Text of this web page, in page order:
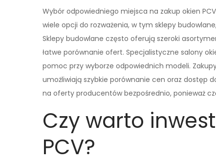
Wybór odpowiedniego miejsca na zakup okien
wiele opcji do rozważenia, w tym sklepy
Sklepy budowlane często oferują szeroki
łatwe porównanie ofert. Specjalistyczne salony
pomoc przy wyborze odpowiednich modeli.
umożliwiają szybkie porównanie cen oraz dostęp
na oferty producentów bezpośrednio, ponieważ
Czy warto
PCV?